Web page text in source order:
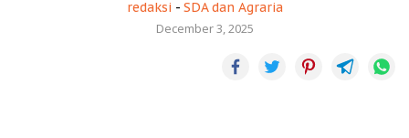
redaksi - SDA dan Agraria
December 3, 2025